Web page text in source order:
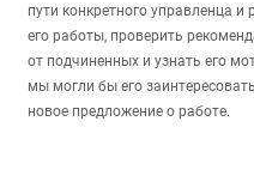
пути конкретного управленца и
его работы, проверить
от подчиненных и узнать его
мы могли бы его
новое предложение о работе.